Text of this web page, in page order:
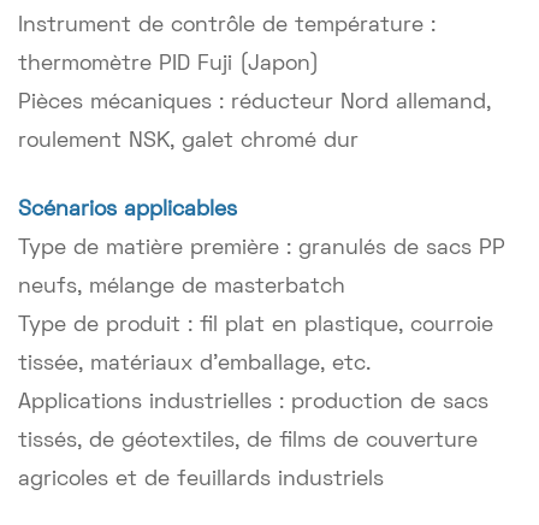
Instrument de contrôle de température :
thermomètre PID Fuji (Japon)
Pièces mécaniques : réducteur Nord allemand,
roulement NSK, galet chromé dur
Scénarios applicables
Type de matière première : granulés de sacs PP
neufs, mélange de masterbatch
Type de produit : fil plat en plastique, courroie
tissée, matériaux d’emballage, etc.
Applications industrielles : production de sacs
tissés, de géotextiles, de films de couverture
agricoles et de feuillards industriels